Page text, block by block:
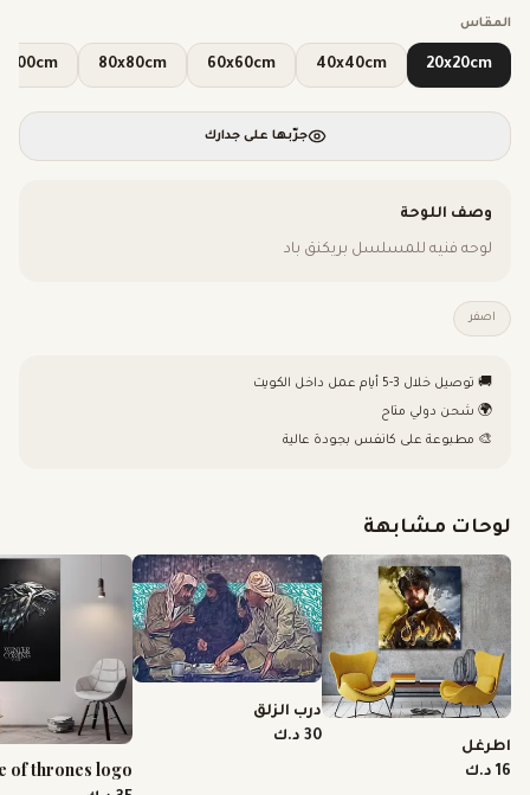
المقاس
20x20cm
40x40cm
60x60cm
80x80cm
100x100cm
جرّبها على جدارك
وصف اللوحة
لوحه فنيه للمسلسل بريكنق باد
اصفر
🚚 توصيل خلال 3-5 أيام عمل داخل الكويت
🌍 شحن دولي متاح
🎨 مطبوعة على كانفس بجودة عالية
لوحات مشابهة
اطرغل
16 د.ك
درب الزلق
30 د.ك
of thrones logo